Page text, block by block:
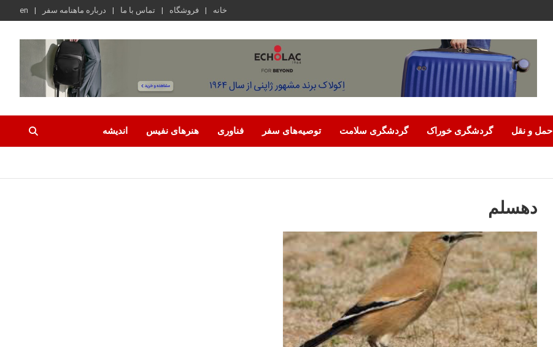
خانه فروشگاه تماس با ما درباره ماهنامه سفر en
حمل‌ و نقل گردشگری خوراک گردشگری سلامت توصیه‌های سفر فناوری هنرهای نفیس اندیشه
دهسلم